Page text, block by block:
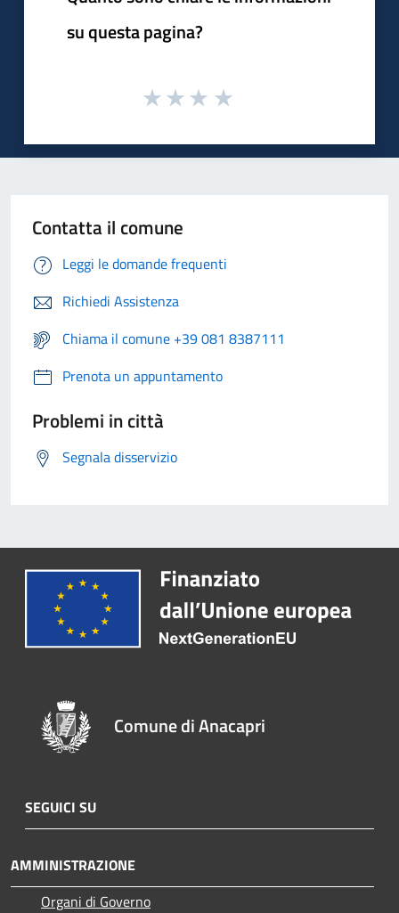
su questa pagina?
Contatta il comune
Leggi le domande frequenti
Richiedi Assistenza
Chiama il comune +39 081 8387111
Prenota un appuntamento
Problemi in città
Segnala disservizio
Comune di Anacapri
SEGUICI SU
AMMINISTRAZIONE
Organi di Governo